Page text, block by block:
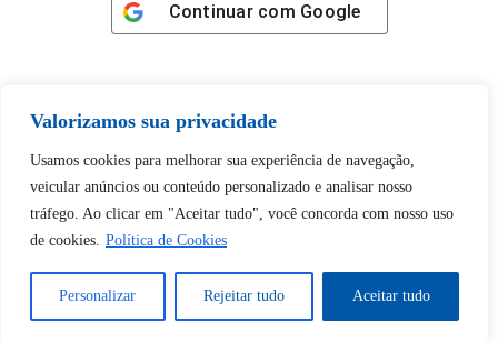
Valorizamos sua privacidade
Usamos cookies para melhorar sua experiência de navegação,
veicular anúncios ou conteúdo personalizado e analisar nosso
tráfego. Ao clicar em "Aceitar tudo", você concorda com nosso uso
de cookies. Política de Cookies
Personalizar Rejeitar tudo Aceitar tudo
Continuar com Google
Tem certeza de que deseja
desbloquear esta publicação?
Sim Não